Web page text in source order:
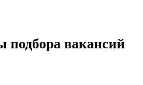
вакансий